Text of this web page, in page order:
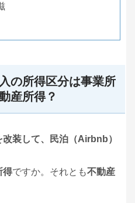
の所得区分は事業所
産所得？
装して、民泊（Airbnb）
得ですか。それとも不動産